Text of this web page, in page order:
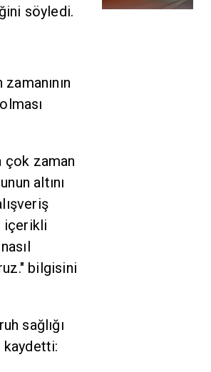
söyledi.
çok zaman
altını
içerikli
bilgisini
sağlığı
kaydetti: